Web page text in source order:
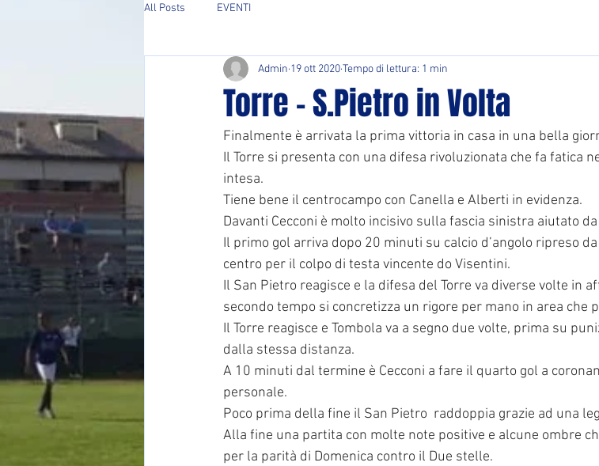
All Posts EVENTI
Torre - S.Pietro in Volta
Admin 19 ott 2020Tempo di lettura: 1 min
Finalmente è arrivata la prima vittoria in casa in una bella
Il Torre si presenta con una difesa rivoluzionata che fa fatica
intesa.
Tiene bene il centrocampo con Canella e Alberti in evidenza.
Davanti Cecconi è molto incisivo sulla fascia sinistra aiutato
Il primo gol arriva dopo 20 minuti su calcio d’angolo ripreso
centro per il colpo di testa vincente do Visentini.
Il San Pietro reagisce e la difesa del Torre va diverse volte in
secondo tempo si concretizza un rigore per mano in area che
Il Torre reagisce e Tombola va a segno due volte, prima su
dalla stessa distanza.
A 10 minuti dal termine è Cecconi a fare il quarto gol a
personale.
Poco prima della fine il San Pietro  raddoppia grazie ad una
Alla fine una partita con molte note positive e alcune ombre
per la parità di Domenica contro il Due stelle.